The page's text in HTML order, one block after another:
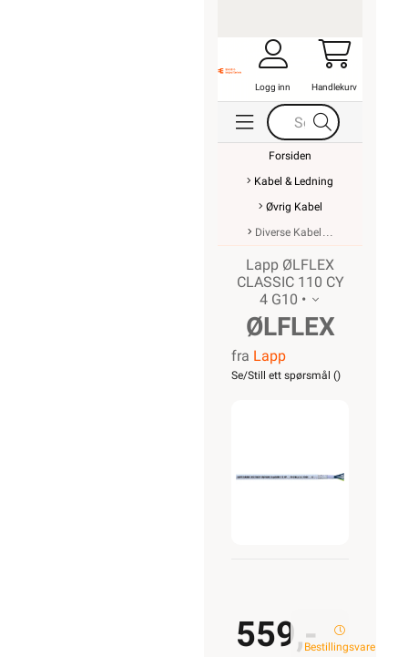
Logg inn Handlekurv
Forsiden
Kabel & Ledning
Øvrig Kabel
Diverse Kabel
Lapp ØLFLEX
CLASSIC 110 CY
4 G10 •
ØLFLEX
CLASSIC
fra Lapp
Se/Still ett spørsmål ()
559,-Bestillingsvare